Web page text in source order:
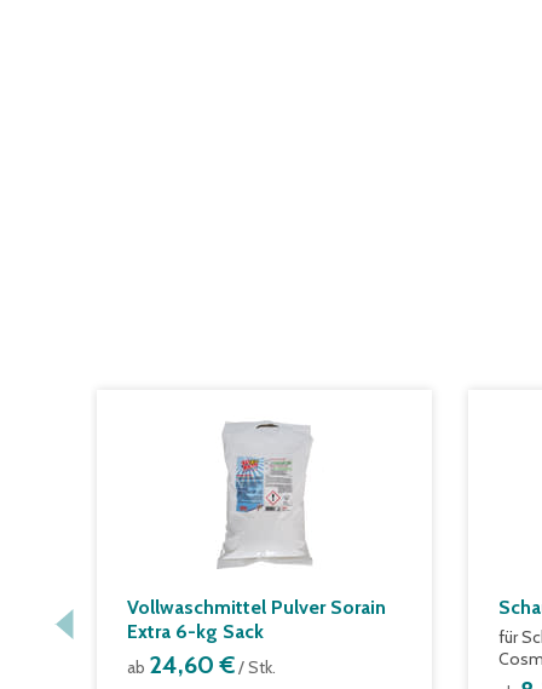
Vollwaschmittel Pulver Sorain
Extra 6-kg Sack
ab 24,60 €/ Stk.
für